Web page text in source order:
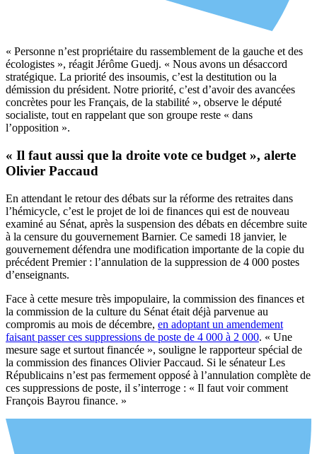
« Personne n’est propriétaire du rassemblement de la gauche et des
écologistes », réagit Jérôme Guedj. « Nous avons un désaccord
stratégique. La priorité des insoumis, c’est la destitution ou la
démission du président. Notre priorité, c’est d’avoir des avancées
concrètes pour les Français, de la stabilité », observe le député
socialiste, tout en rappelant que son groupe reste « dans
l’opposition ».
« Il faut aussi que la droite vote ce budget », alerte
Olivier Paccaud
En attendant le retour des débats sur la réforme des retraites dans
l’hémicycle, c’est le projet de loi de finances qui est de nouveau
examiné au Sénat, après la suspension des débats en décembre suite
à la censure du gouvernement Barnier. Ce samedi 18 janvier, le
gouvernement défendra une modification importante de la copie du
précédent Premier : l’annulation de la suppression de 4 000 postes
d’enseignants.
Face à cette mesure très impopulaire, la commission des finances et
la commission de la culture du Sénat était déjà parvenue au
compromis au mois de décembre, en adoptant un amendement
faisant passer ces suppressions de poste de 4 000 à 2 000. « Une
mesure sage et surtout financée », souligne le rapporteur spécial de
la commission des finances Olivier Paccaud. Si le sénateur Les
Républicains n’est pas fermement opposé à l’annulation complète de
ces suppressions de poste, il s’interroge : « Il faut voir comment
François Bayrou finance. »